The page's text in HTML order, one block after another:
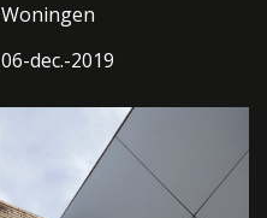
Woningen
06-dec.-2019